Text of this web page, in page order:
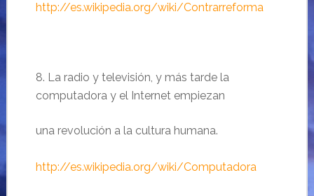
http://es.wikipedia.org/wiki/Contrarreforma
8. La radio y televisión, y más tarde la
computadora y el Internet empiezan
una revolución a la cultura humana.
http://es.wikipedia.org/wiki/Computadora